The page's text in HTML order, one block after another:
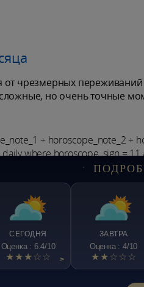
от чрезмерных
но очень точные
+ horoscope_note_2 +
where horoscope_sign =
СЕГОДНЯ
Оценка : 6.4/10
★★★☆☆ >
ЗАВТРА
Оценка : 4/10
★★☆☆☆